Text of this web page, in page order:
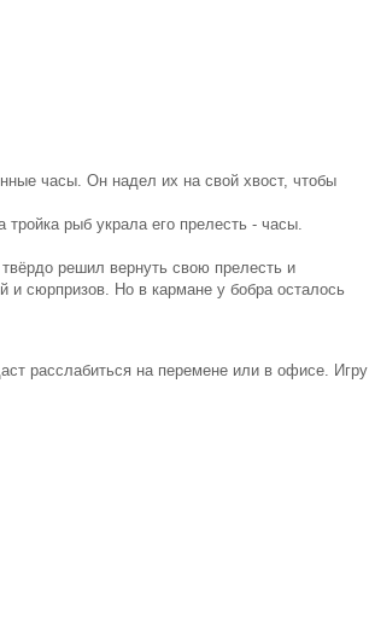
часы. Он надел их на свой хвост, чтобы
рыб украла его прелесть - часы.
решил вернуть свою прелесть и
и сюрпризов. Но в кармане у бобра осталось
расслабиться на перемене или в офисе. Игру